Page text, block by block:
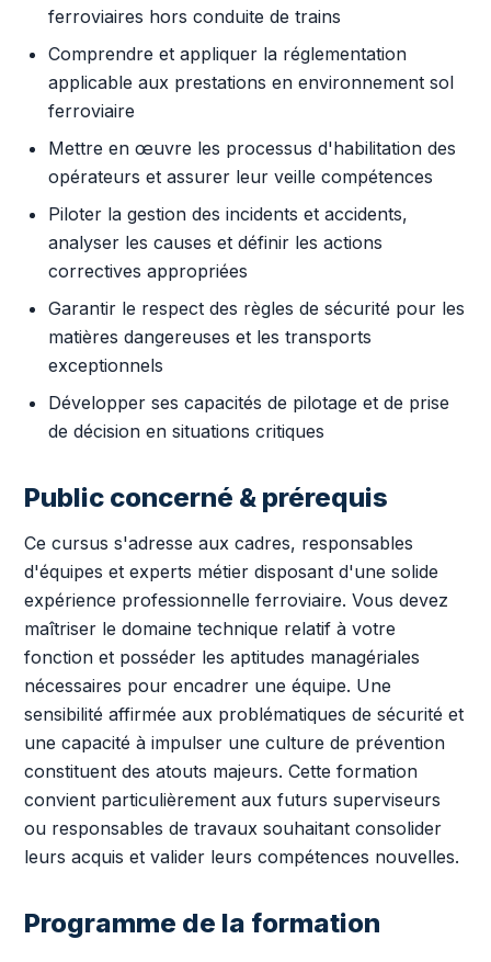
ferroviaires hors conduite de trains
Comprendre et appliquer la réglementation
applicable aux prestations en environnement sol
ferroviaire
Mettre en œuvre les processus d'habilitation des
opérateurs et assurer leur veille compétences
Piloter la gestion des incidents et accidents,
analyser les causes et définir les actions
correctives appropriées
Garantir le respect des règles de sécurité pour les
matières dangereuses et les transports
exceptionnels
Développer ses capacités de pilotage et de prise
de décision en situations critiques
Public concerné & prérequis
Ce cursus s'adresse aux cadres, responsables
d'équipes et experts métier disposant d'une solide
expérience professionnelle ferroviaire. Vous devez
maîtriser le domaine technique relatif à votre
fonction et posséder les aptitudes managériales
nécessaires pour encadrer une équipe. Une
sensibilité affirmée aux problématiques de sécurité et
une capacité à impulser une culture de prévention
constituent des atouts majeurs. Cette formation
convient particulièrement aux futurs superviseurs
ou responsables de travaux souhaitant consolider
leurs acquis et valider leurs compétences nouvelles.
Programme de la formation